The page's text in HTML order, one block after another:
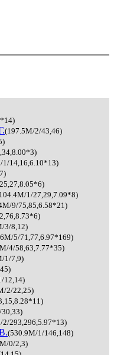
(197.5M/2/43,46)
1/14,16,6.10*13)
1/27,29,7.09*8)
9/75,85,6.58*21)
3/8,12)
5/71,77,6.97*169)
4/58,63,7.77*35)
1/7,9)
12,14)
2/22,25)
2/293,296,5.97*13)
(530.9M/1/146,148)
0/2,3)